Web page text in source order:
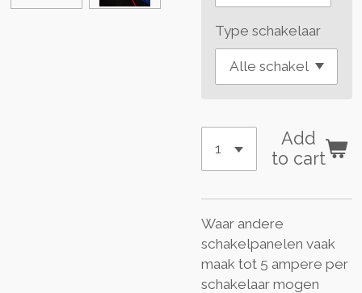
Type schakelaar
Add
to cart
Waar andere
schakelpanelen vaak
maak tot 5 ampere per
schakelaar mogen